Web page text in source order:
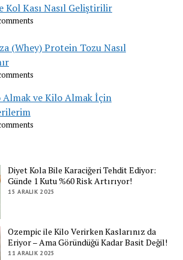
Kol Kası Nasıl Geliştirilir
(Whey) Protein Tozu Nasıl
Almak ve Kilo Almak İçin
Diyet Kola Bile Karaciğeri Tehdit Ediyor:
Günde 1 Kutu %60 Risk Artırıyor!
15 ARALIK 2025
Ozempic ile Kilo Verirken Kaslarınız da
Eriyor – Ama Göründüğü Kadar Basit Değil!
11 ARALIK 2025